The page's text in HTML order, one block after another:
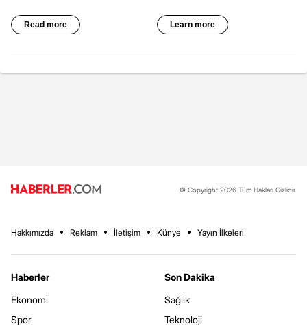
© Copyright 2026 Tüm Hakları Gizlidir.
Hakkımızda Reklam İletişim Künye Yayın İlkeleri
Haberler
Ekonomi
Spor
Son Dakika
Sağlık
Teknoloji